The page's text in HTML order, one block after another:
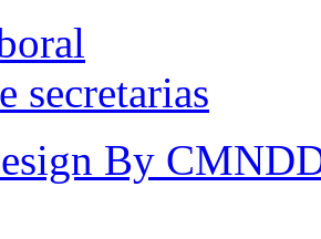
secretarias
By